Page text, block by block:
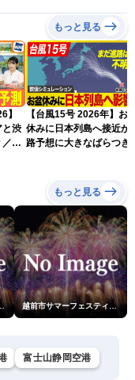
もっと見る
】
と渋
【台風15号 2026年】お
休みに日本列島へ接近か
路予想に大きなばらつき
もっと見る
例大祭奉納大煙火 越前市サマーフェスティバル花火大会
富士山静岡空港